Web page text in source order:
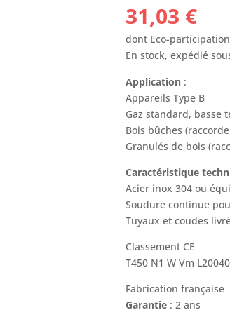
31,03 €
dont Eco-
En stock, expédié
Application :
Appareils Type B
Gaz standard, basse
Bois bûches
Granulés de bois
Caractéristique
Acier inox 304 ou
Soudure continue
Tuyaux et coudes
Classement CE
T450 N1 W Vm
Fabrication française
Garantie : 2 ans